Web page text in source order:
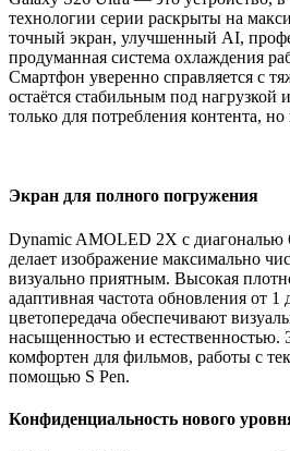
технологии серии раскрыты на
точный экран, улучшенный AI,
продуманная система охлаждения
Смартфон уверенно справляется с
остаётся стабильным под нагрузкой
только для потребления контента, но
Экран для полного погружения
Dynamic AMOLED 2X с
делает изображение максимально
визуально приятным. Высокая
адаптивная частота обновления от
цветопередача обеспечивают
насыщенностью и естественностью.
комфортен для фильмов, работы с
помощью S Pen.
Конфиденциальность нового